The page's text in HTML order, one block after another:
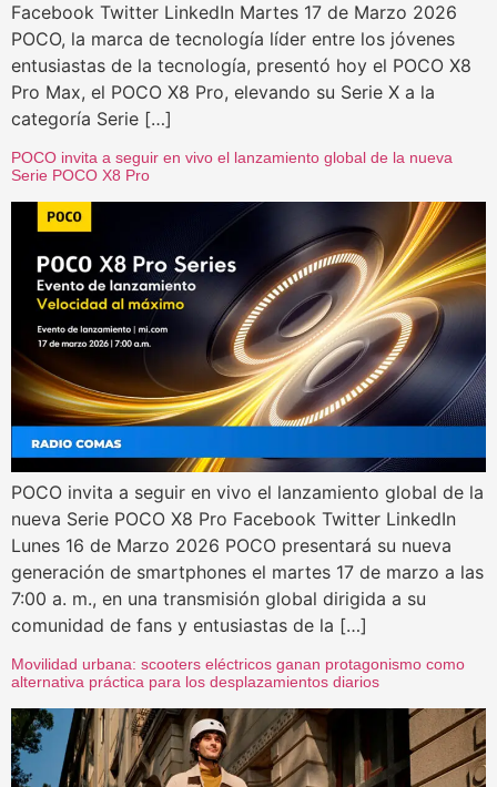
Facebook Twitter LinkedIn Martes 17 de Marzo 2026
POCO, la marca de tecnología líder entre los jóvenes
entusiastas de la tecnología, presentó hoy el POCO X8
Pro Max, el POCO X8 Pro, elevando su Serie X a la
categoría Serie […]
POCO invita a seguir en vivo el lanzamiento global de la nueva
Serie POCO X8 Pro
POCO invita a seguir en vivo el lanzamiento global de la
nueva Serie POCO X8 Pro Facebook Twitter LinkedIn
Lunes 16 de Marzo 2026 POCO presentará su nueva
generación de smartphones el martes 17 de marzo a las
7:00 a. m., en una transmisión global dirigida a su
comunidad de fans y entusiastas de la […]
Movilidad urbana: scooters eléctricos ganan protagonismo como
alternativa práctica para los desplazamientos diarios